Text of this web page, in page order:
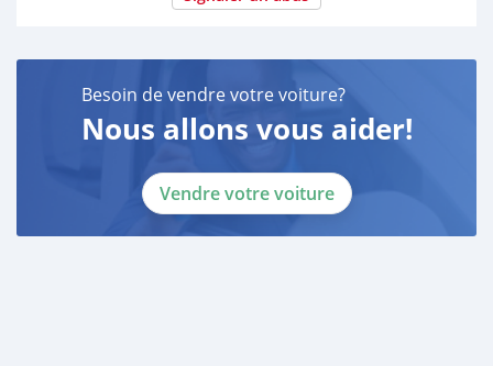
Besoin de vendre votre voiture?
Nous allons vous aider!
Vendre votre voiture